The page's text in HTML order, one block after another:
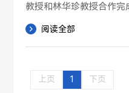
教授和林华珍教授合作完
级学术期刊《Journal of
ciation》正式发表。 内
优预测精度的同时，最
解深度神经网络对大样
阅读全部
上页 1 下页